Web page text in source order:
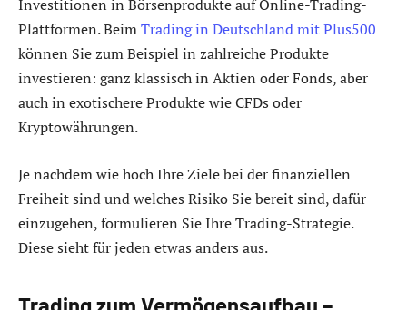
Investitionen in Börsenprodukte auf Online-Trading-
Plattformen. BeimTrading in Deutschland mit Plus500
können Sie zum Beispiel in zahlreiche Produkte
investieren: ganz klassisch in Aktien oder Fonds, aber
auch in exotischere Produkte wie CFDs oder
Kryptowährungen.
Je nachdem wie hoch Ihre Ziele bei der finanziellen
Freiheit sind und welches Risiko Sie bereit sind, dafür
einzugehen, formulieren Sie Ihre Trading-Strategie.
Diese sieht für jeden etwas anders aus.